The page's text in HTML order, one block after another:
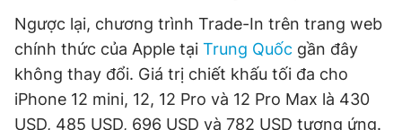
Ngược lại, chương trình Trade-In trên trang web
chính thức của Apple tại Trung Quốc gần đây
không thay đổi. Giá trị chiết khấu tối đa cho
iPhone 12 mini, 12, 12 Pro và 12 Pro Max là 430
USD, 485 USD, 696 USD và 782 USD tương ứng.